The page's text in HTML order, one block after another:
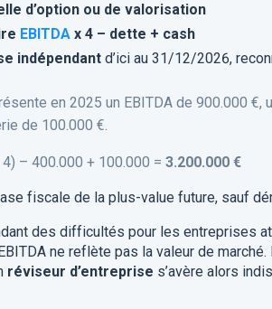
d’option ou de valorisation
EBITDAx 4 – dette + cash
indépendantd’ici au 31/12/2026,
en 2025 un EBITDA de 900.000 €,
de 100.000 €.
– 400.000 + 100.000 = 3.200.000 €
fiscale de la plus-value future, sauf
des difficultés pour les entreprises
ne reflète pas la valeur de marché.
réviseur d’entreprise s’avère alors